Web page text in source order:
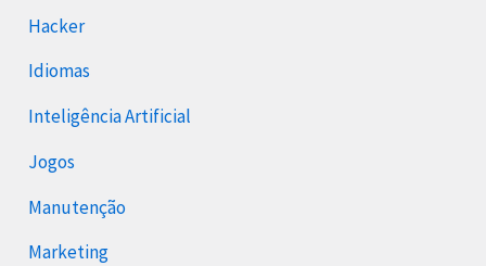
Hacker
Idiomas
Inteligência Artificial
Jogos
Manutenção
Marketing